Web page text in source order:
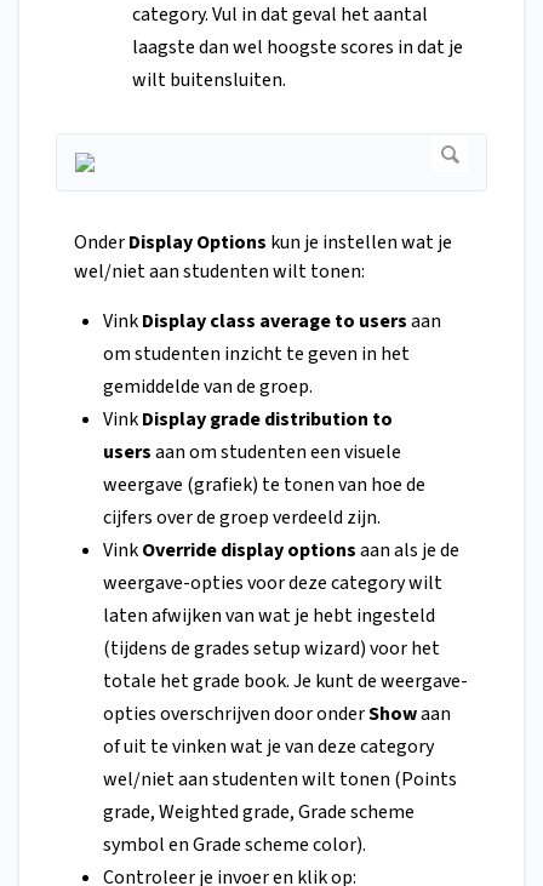
category. Vul in dat geval het aantal
laagste dan wel hoogste scores in dat je
wilt buitensluiten.
OnderDisplay Options kun je instellen wat je
wel/niet aan studenten wilt tonen:
VinkDisplay class average to usersaan
om studenten inzicht te geven in het
gemiddelde van de groep.
VinkDisplay grade distribution to
usersaan om studenten een visuele
weergave (grafiek) te tonen van hoe de
cijfers over de groep verdeeld zijn.
VinkOverride display optionsaan als je de
weergave-opties voor deze category wilt
laten afwijken van wat je hebt ingesteld
(tijdens de grades setup wizard) voor het
totale het grade book. Je kunt de weergave-
opties overschrijven door onderShowaan
of uit te vinken wat je van deze category
wel/niet aan studenten wilt tonen (Points
grade, Weighted grade, Grade scheme
symbol en Grade scheme color).
Controleer je invoer en klik op: